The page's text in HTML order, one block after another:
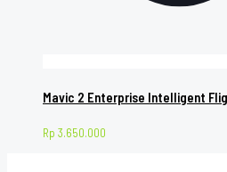
Mavic 2 Enterprise Intelligent
Rp 3.650.000